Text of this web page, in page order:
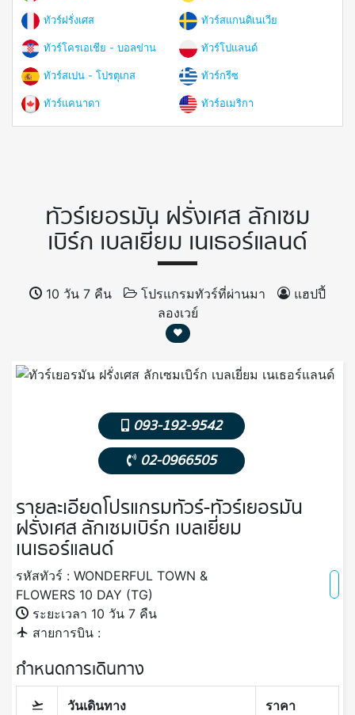
ทัวร์ฝรั่งเศส ทัวร์สแกนดิเนเวีย
ทัวร์โครเอเชีย - บอลข่าน ทัวร์โปแลนด์
ทัวร์สเปน - โปรตุเกส ทัวร์กรีซ
ทัวร์แคนาดา ทัวร์อเมริกา
ทัวร์เยอรมัน ฝรั่งเศส ลักเซม
เบิร์ก เบลเยี่ยม เนเธอร์แลนด์
10 วัน 7 คืน โปรแกรมทัวร์ที่ผ่านมา
แฮปปี้
ลองเวย์
093-192-9542
02-0966505
รายละเอียดโปรแกรมทัวร์-ทัวร์เยอรมัน
ฝรั่งเศส ลักเซมเบิร์ก เบลเยี่ยม
เนเธอร์แลนด์
รหัสทัวร์ : WONDERFUL TOWN &
FLOWERS 10 DAY (TG)
ระยะเวลา 10 วัน 7 คืน
สายการบิน :
กำหนดการเดินทาง
วันเดินทาง ราคา